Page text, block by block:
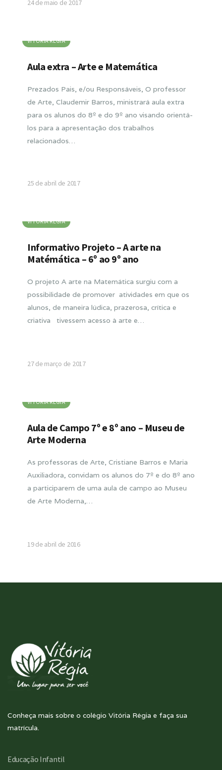
24 de maio de 2017
VITORIA RÉGIA
Aula extra – Arte e Matemática
Prezados Pais, e/ou Responsáveis, O professor
de Arte, Claudemir Barros, ministrará aula extra
para os alunos do 8º e do 9º ano visando orientá-
los para a apresentação dos trabalhos
relacionados…
25 de abril de 2017
VITORIA RÉGIA
Informativo Projeto – A arte na
Matémática – 6º ao 9º ano
O projeto A arte na Matemática surgiu com a
possibilidade de promover atividades em que os
alunos, de maneira lúdica, prazerosa, crítica e
criativa tivessem acesso à arte e…
27 de março de 2017
VITORIA RÉGIA
Aula de Campo 7º e 8º ano – Museu de
Arte Moderna
As professoras de Arte, Cristiane Barros e Maria
Auxiliadora, convidam os alunos do 7º e do 8º ano
a participarem de uma aula de campo ao Museu
de Arte Moderna,…
19 de abril de 2016
Conheça mais sobre o colégio Vitória Régia e faça sua
matrícula.
Educação Infantil